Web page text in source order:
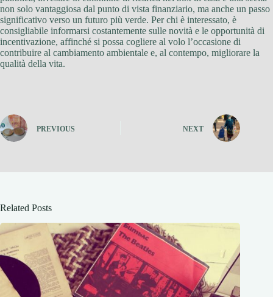
non solo vantaggiosa dal punto di vista finanziario, ma anche un passo
significativo verso un futuro più verde. Per chi è interessato, è
consigliabile informarsi costantemente sulle novità e le opportunità di
incentivazione, affinché si possa cogliere al volo l’occasione di
contribuire al cambiamento ambientale e, al contempo, migliorare la
qualità della vita.
PREVIOUS NEXT
Related Posts